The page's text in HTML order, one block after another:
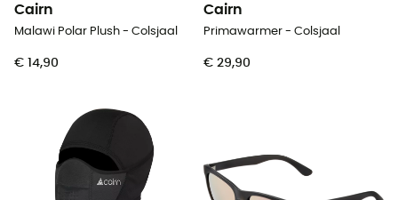
Cairn
Malawi Polar Plush - Colsjaal
€ 14,90
Cairn
Primawarmer - Colsjaal
€ 29,90